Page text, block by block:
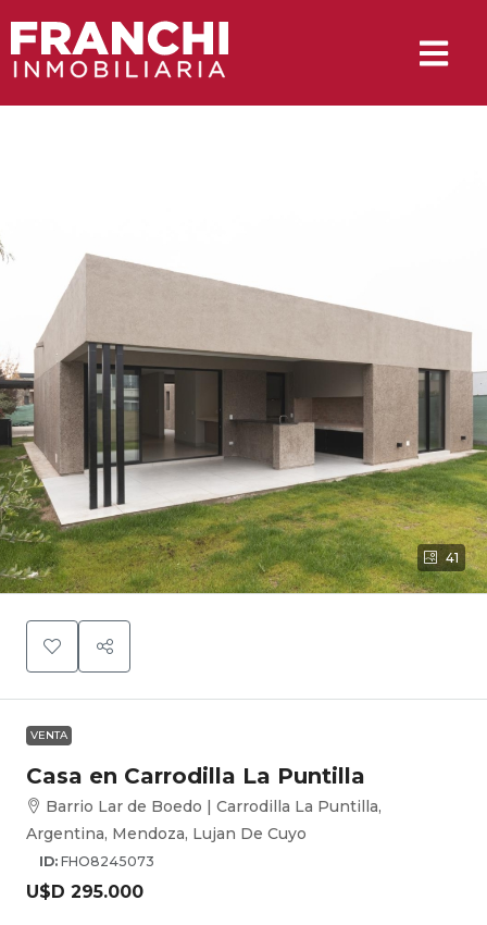
41
VENTA
Casa en Carrodilla La Puntilla
Barrio Lar de Boedo | Carrodilla La Puntilla,
Argentina, Mendoza, Lujan De Cuyo
ID: FHO8245073
U$D 295.000